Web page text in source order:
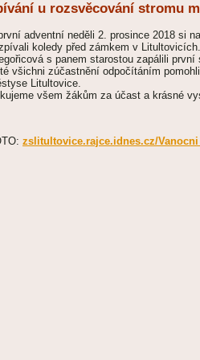
u rozsvěcování stromu
adventní neděli 2. prosince 2018 si
koledy před zámkem v
s panem starostou zapálili
všichni zúčastnění odpočítáním
Litultovice.
všem žákům za účast a krásné
zslitultovice.rajce.idnes.cz/